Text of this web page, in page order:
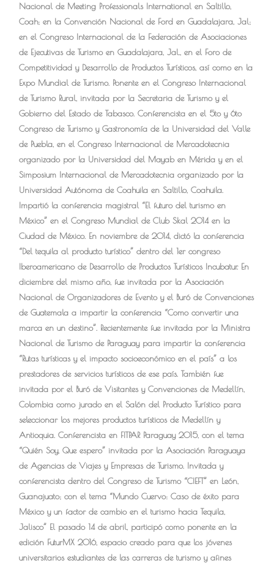
Nacional de Meeting Professionals International en Saltillo,
Coah; en la Convención Nacional de Ford en Guadalajara, Jal;
en el Congreso Internacional de la Federación de Asociaciones
de Ejecutivas de Turismo en Guadalajara, Jal., en el Foro de
Competitividad y Desarrollo de Productos Turísticos, así como en la
Expo Mundial de Turismo. Ponente en el Congreso Internacional
de Turismo Rural, invitada por la Secretaria de Turismo y el
Gobierno del Estado de Tabasco. Conferencista en el 5to y 6to
Congreso de Turismo y Gastronomía de la Universidad del Valle
de Puebla, en el Congreso Internacional de Mercadotecnia
organizado por la Universidad del Mayab en Mérida y en el
Simposium Internacional de Mercadotecnia organizado por la
Universidad Autónoma de Coahuila en Saltillo, Coahuila.
Impartió la conferencia magistral “El futuro del turismo en
México” en el Congreso Mundial de Club Skal 2014 en la
Ciudad de México. En noviembre de 2014, dictó la conferencia
“Del tequila al producto turístico” dentro del 1er congreso
Iberoamericano de Desarrollo de Productos Turísticos Incubatur. En
diciembre del mismo año, fue invitada por la Asociación
Nacional de Organizadores de Evento y el Buró de Convenciones
de Guatemala a impartir la conferencia “Como convertir una
marca en un destino”. Recientemente fue invitada por la Ministra
Nacional de Turismo de Paraguay para impartir la conferencia
“Rutas turísticas y el impacto socioeconómico en el país” a los
prestadores de servicios turísticos de ese país. También fue
invitada por el Buró de Visitantes y Convenciones de Medellín,
Colombia como jurado en el Salón del Producto Turístico para
seleccionar los mejores productos turísticos de Medellín y
Antioquia. Conferencista en FITPAR Paraguay 2015, con el tema
“Quién Soy, Que espero” invitada por la Asociación Paraguaya
de Agencias de Viajes y Empresas de Turismo. Invitada y
conferencista dentro del Congreso de Turismo “CIEFT” en León,
Guanajuato; con el tema “Mundo Cuervo: Caso de éxito para
México y un factor de cambio en el turismo hacia Tequila,
Jalisco” El pasado 14 de abril, participó como ponente en la
edición FuturMX 2016, espacio creado para que los jóvenes
universitarios estudiantes de las carreras de turismo y afines